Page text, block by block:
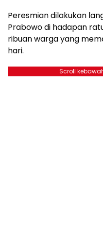
Peresmian dilakukan
Prabowo di hadapan
ribuan warga yang
hari.
Scroll